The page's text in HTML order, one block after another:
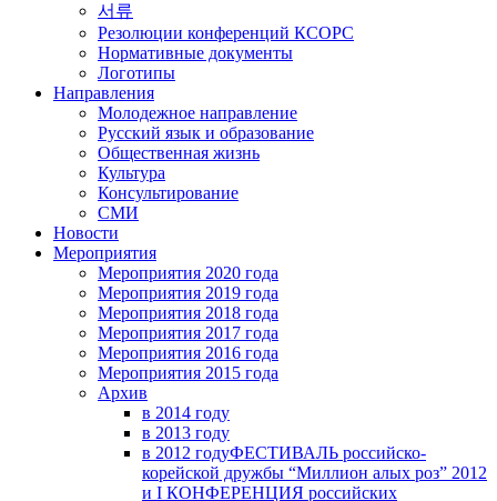
서류
Резолюции конференций КСОРС
Нормативные документы
Логотипы
Направления
Молодежное направление
Русский язык и образование
Общественная жизнь
Культура
Консультирование
СМИ
Новости
Мероприятия
Мероприятия 2020 года
Мероприятия 2019 года
Мероприятия 2018 годa
Мероприятия 2017 года
Мероприятия 2016 года
Мероприятия 2015 года
Архив
в 2014 году
в 2013 году
в 2012 годуФЕСТИВАЛЬ российско-
корейской дружбы “Миллион алых роз” 2012
и I КОНФЕРЕНЦИЯ российских